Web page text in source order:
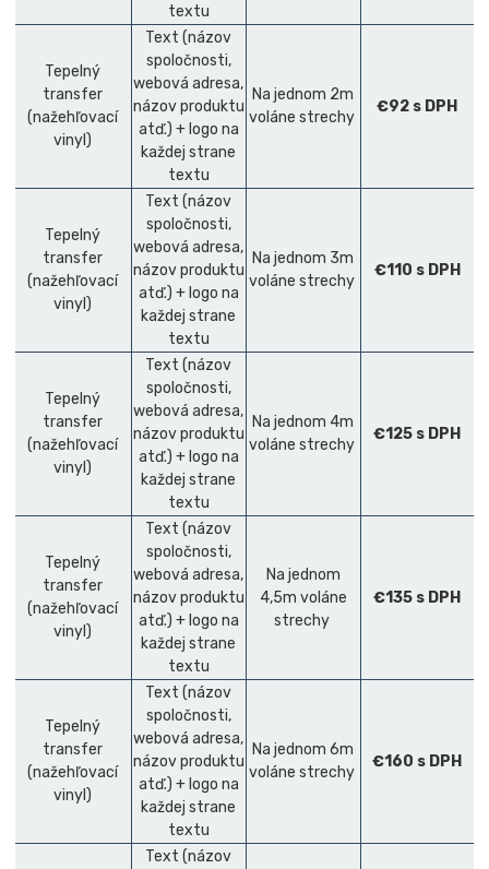
textu
Tepelný
transfer
(nažehľovací
vinyl)
Text (názov
spoločnosti,
webová adresa,
názov produktu
atď.) + logo na
každej strane
textu
Na jednom 2m
voláne strechy
€92 s DPH
Tepelný
transfer
(nažehľovací
vinyl)
Text (názov
spoločnosti,
webová adresa,
názov produktu
atď.) + logo na
každej strane
textu
Na jednom 3m
voláne strechy
€110 s DPH
Tepelný
transfer
(nažehľovací
vinyl)
Text (názov
spoločnosti,
webová adresa,
názov produktu
atď.) + logo na
každej strane
textu
Na jednom 4m
voláne strechy
€125 s DPH
Tepelný
transfer
(nažehľovací
vinyl)
Text (názov
spoločnosti,
webová adresa,
názov produktu
atď.) + logo na
každej strane
textu
Na jednom
4,5m voláne
strechy
€135 s DPH
Tepelný
transfer
(nažehľovací
vinyl)
Text (názov
spoločnosti,
webová adresa,
názov produktu
atď.) + logo na
každej strane
textu
Na jednom 6m
voláne strechy
€160 s DPH
Text (názov